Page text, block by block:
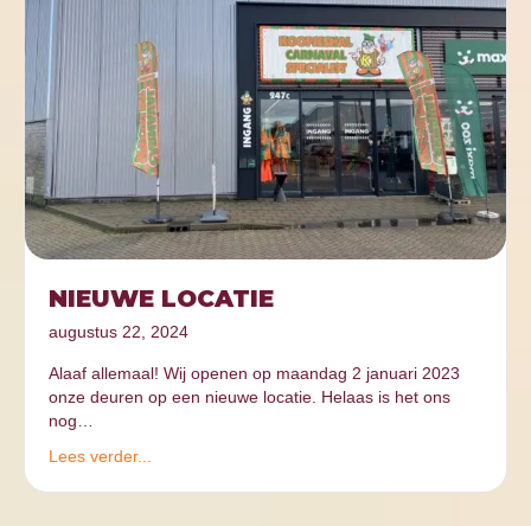
NIEUWE LOCATIE
augustus 22, 2024
Alaaf allemaal! Wij openen op maandag 2 januari 2023
onze deuren op een nieuwe locatie. Helaas is het ons
nog…
Lees verder...